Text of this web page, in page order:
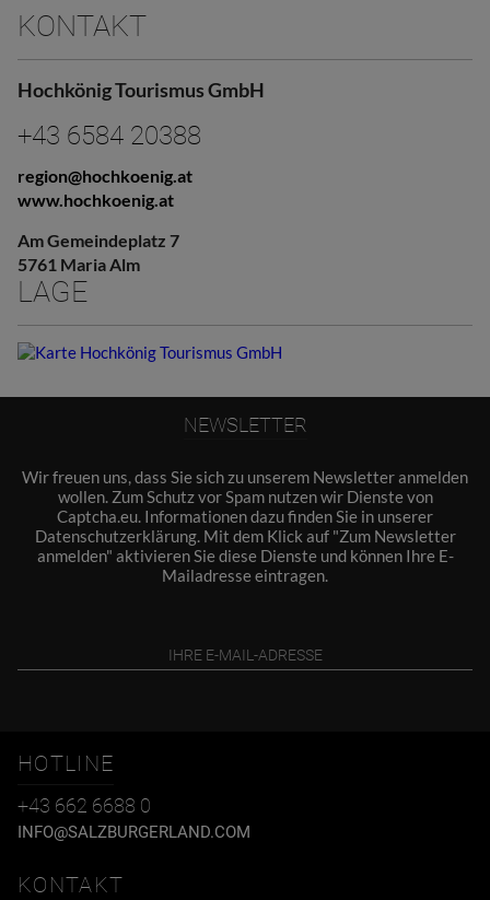
KONTAKT
Hochkönig Tourismus GmbH
+43 6584 20388
region@hochkoenig.at
www.hochkoenig.at
Am Gemeindeplatz 7
5761 Maria Alm
LAGE
NEWSLETTER
Wir freuen uns, dass Sie sich zu unserem Newsletter anmelden
wollen. Zum Schutz vor Spam nutzen wir Dienste von
Captcha.eu. Informationen dazu finden Sie in unserer
Datenschutzerklärung. Mit dem Klick auf "Zum Newsletter
anmelden" aktivieren Sie diese Dienste und können Ihre E-
Mailadresse eintragen.
HOTLINE
+43 662 6688 0
INFO@SALZBURGERLAND.COM
KONTAKT